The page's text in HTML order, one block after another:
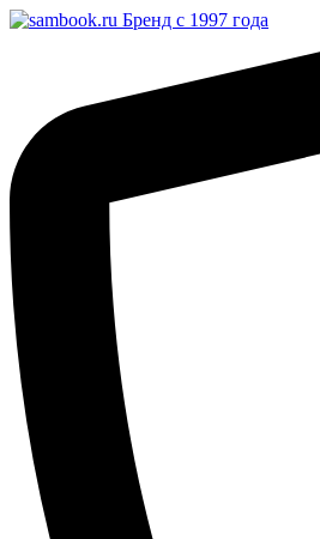
Бренд с 1997 года